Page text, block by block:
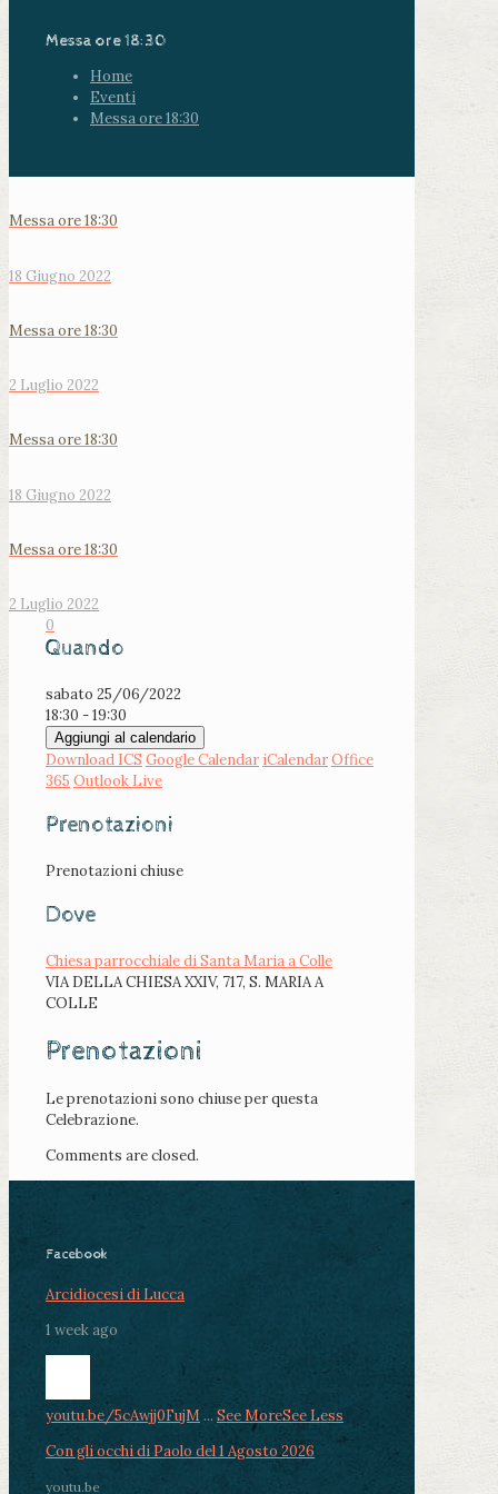
Messa ore 18:30
Home
Eventi
Messa ore 18:30
Messa ore 18:30
18 Giugno 2022
Messa ore 18:30
2 Luglio 2022
Messa ore 18:30
18 Giugno 2022
Messa ore 18:30
2 Luglio 2022
0
Quando
sabato 25/06/2022
18:30 - 19:30
Aggiungi al calendario
Download ICS Google Calendar iCalendarOffice
365 Outlook Live
Prenotazioni
Prenotazioni chiuse
Dove
Chiesa parrocchiale di Santa Maria a Colle
VIA DELLA CHIESA XXIV, 717, S. MARIA A
COLLE
Prenotazioni
Le prenotazioni sono chiuse per questa
Celebrazione.
Comments are closed.
Facebook
Arcidiocesi di Lucca
1 week ago
youtu.be/5cAwjj0FujM ... See MoreSee Less
Con gli occhi di Paolo del 1 Agosto 2026
youtu.be